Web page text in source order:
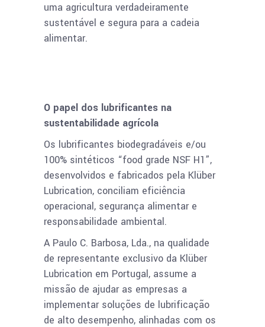
uma agricultura verdadeiramente
sustentável e segura para a cadeia
alimentar.
O papel dos lubrificantes na
sustentabilidade agrícola
Os lubrificantes biodegradáveis e/ou
100% sintéticos “food grade NSF H1”,
desenvolvidos e fabricados pela Klüber
Lubrication, conciliam eficiência
operacional, segurança alimentar e
responsabilidade ambiental.
A Paulo C. Barbosa, Lda., na qualidade
de representante exclusivo da Klüber
Lubrication em Portugal, assume a
missão de ajudar as empresas a
implementar soluções de lubrificação
de alto desempenho, alinhadas com os